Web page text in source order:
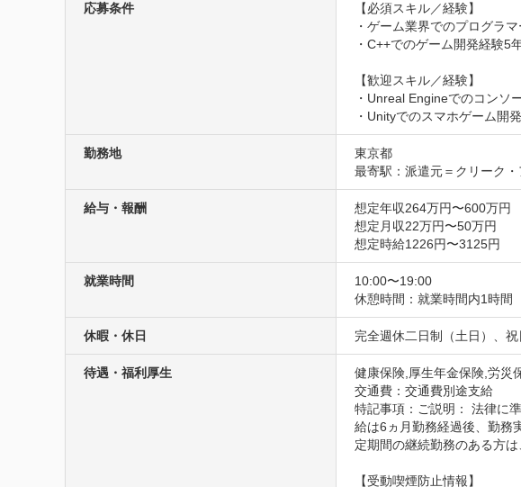
応募条件
【必須スキル／経験】
・ゲーム業界でのプログラ
・C++でのゲーム開発経験5
【歓迎スキル／経験】
・Unreal Engineでのコンソ
・Unityでのスマホゲーム開
勤務地
東京都
最寄駅：派遣元＝クリーク
給与・報酬
想定年収264万円〜600万円
想定月収22万円〜50万円
想定時給1226円〜3125円
就業時間
10:00〜19:00
休憩時間：就業時間内1時間
休暇・休日 完全週休二日制（土日）、祝
待遇・福利厚生
健康保険,厚生年金保険,労災
交通費：交通費別途支給
特記事項：ご説明： 法律に
給は6ヵ月勤務経過後、勤務
定期間の継続勤務のある方
【受動喫煙防止情報】